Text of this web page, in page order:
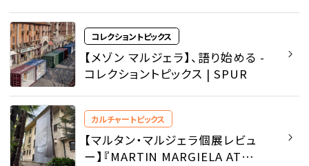
コレクショントピックス
【メゾン マルジェラ】、語り始める -
コレクショントピックス | SPUR
カルチャートピックス
【マルタン・マルジェラ個展レビュ
ー】『MARTIN MARGIELA AT